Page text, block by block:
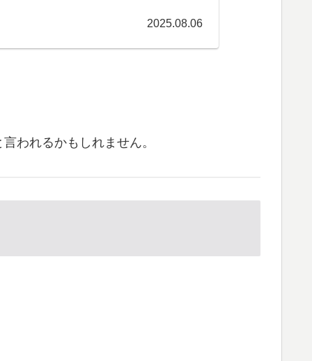
2025.08.06
われるかもしれません。